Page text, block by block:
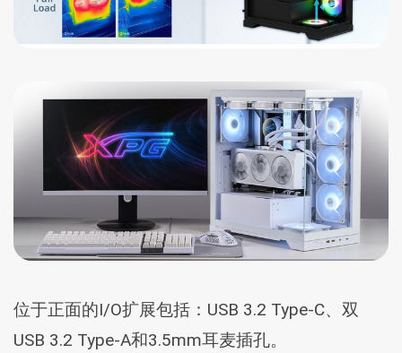
位于正面的I/O扩展包括：USB 3.2 Type-C、双
USB 3.2 Type-A和3.5mm耳麦插孔。